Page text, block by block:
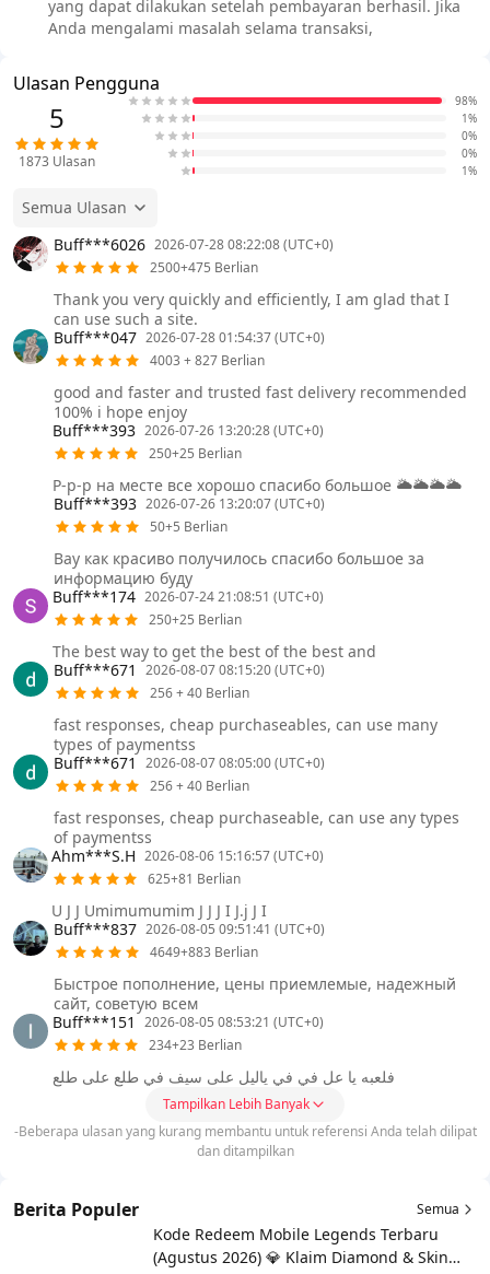
yang dapat dilakukan setelah pembayaran berhasil. Jika
Anda mengalami masalah selama transaksi,
Ulasan Pengguna
5
1873 Ulasan
98%
1%
0%
0%
1%
Semua Ulasan
Buff***6026 2026-07-28 08:22:08 (UTC+0)
2500+475 Berlian
Thank you very quickly and efficiently, I am glad that I
can use such a site.
Buff***047 2026-07-28 01:54:37 (UTC+0)
4003 + 827 Berlian
good and faster and trusted fast delivery recommended
100% i hope enjoy
Buff***393 2026-07-26 13:20:28 (UTC+0)
250+25 Berlian
Р-р-р на месте все хорошо спасибо большое 🌥️🌥️🌥️🌥️
Buff***393 2026-07-26 13:20:07 (UTC+0)
50+5 Berlian
Вау как красиво получилось спасибо большое за
информацию буду
Buff***174 2026-07-24 21:08:51 (UTC+0)
250+25 Berlian
The best way to get the best of the best and
Buff***671
2026-08-07 08:15:20 (UTC+0)
256 + 40 Berlian
fast responses, cheap purchaseables, can use many
types of paymentss
Buff***671
2026-08-07 08:05:00 (UTC+0)
256 + 40 Berlian
fast responses, cheap purchaseable, can use any types
of paymentss
Ahm***S.H 2026-08-06 15:16:57 (UTC+0)
625+81 Berlian
U J J Umimumumim J J J I J.j J I
Buff***837 2026-08-05 09:51:41 (UTC+0)
4649+883 Berlian
Быстрое пополнение, цены приемлемые, надежный
сайт, советую всем
Buff***151
2026-08-05 08:53:21 (UTC+0)
234+23 Berlian
فلعبه يا عل في في ياليل على سيف في طلع على طلع
Tampilkan Lebih Banyak
-Beberapa ulasan yang kurang membantu untuk referensi Anda telah dilipat
dan ditampilkan
Berita Populer Semua
Kode Redeem Mobile Legends Terbaru
(Agustus 2026) 💎 Klaim Diamond & Skin